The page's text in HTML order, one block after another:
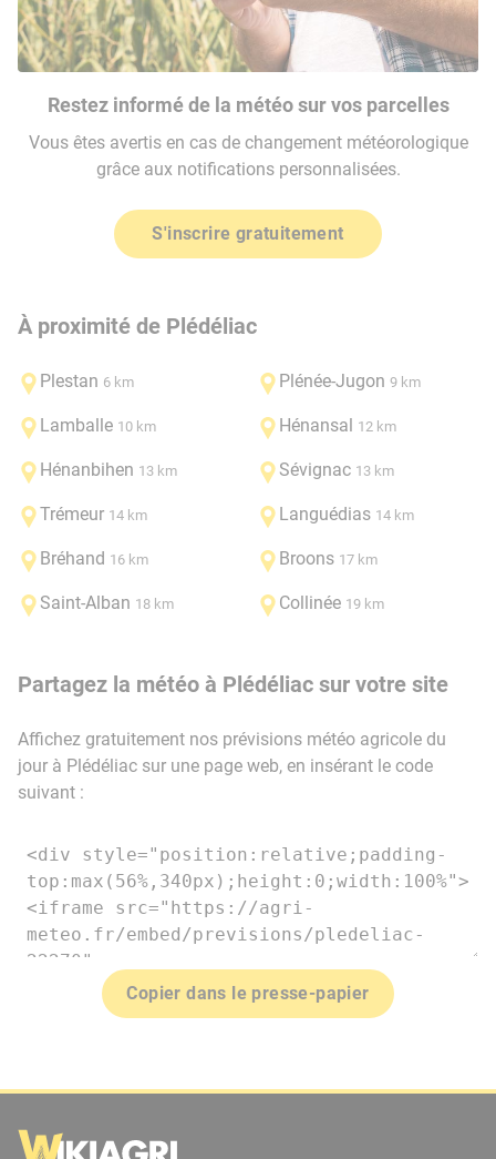
Restez informé de la météo sur vos parcelles
Vous êtes avertis en cas de changement météorologique
grâce aux notifications personnalisées.
S'inscrire gratuitement
À proximité de Plédéliac
Plestan 6 km Plénée-Jugon 9 km
Lamballe 10 km Hénansal 12 km
Hénanbihen 13 km Sévignac 13 km
Trémeur 14 km Languédias 14 km
Bréhand 16 km Broons 17 km
Saint-Alban 18 km Collinée 19 km
Partagez la météo à Plédéliac sur votre site
Affichez gratuitement nos prévisions météo agricole du
jour à Plédéliac sur une page web, en insérant le code
suivant :
Copier dans le presse-papier